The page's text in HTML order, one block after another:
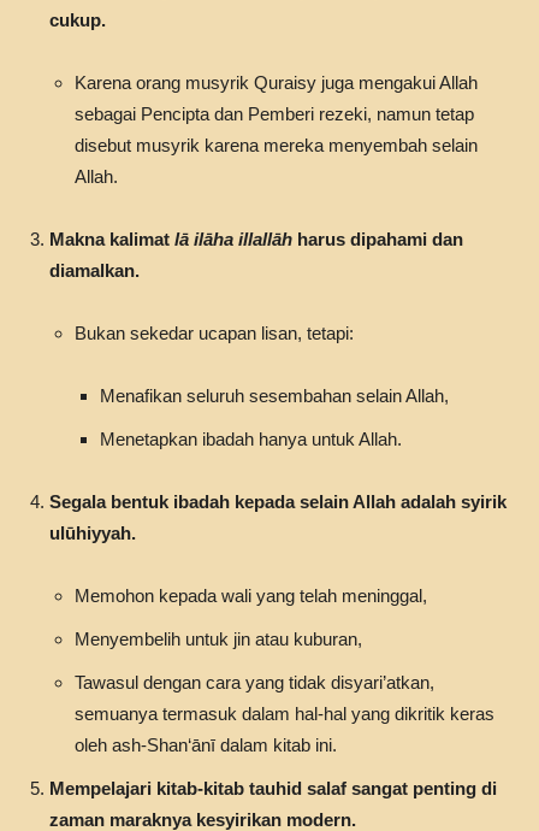
cukup.
Karena orang musyrik Quraisy juga mengakui Allah
sebagai Pencipta dan Pemberi rezeki, namun tetap
disebut musyrik karena mereka menyembah selain
Allah.
Makna kalimat lā ilāha illallāh harus dipahami dan
diamalkan.
Bukan sekedar ucapan lisan, tetapi:
Menafikan seluruh sesembahan selain Allah,
Menetapkan ibadah hanya untuk Allah.
Segala bentuk ibadah kepada selain Allah adalah syirik
ulūhiyyah.
Memohon kepada wali yang telah meninggal,
Menyembelih untuk jin atau kuburan,
Tawasul dengan cara yang tidak disyari’atkan,
semuanya termasuk dalam hal-hal yang dikritik keras
oleh ash-Shan‘ānī dalam kitab ini.
Mempelajari kitab-kitab tauhid salaf sangat penting di
zaman maraknya kesyirikan modern.